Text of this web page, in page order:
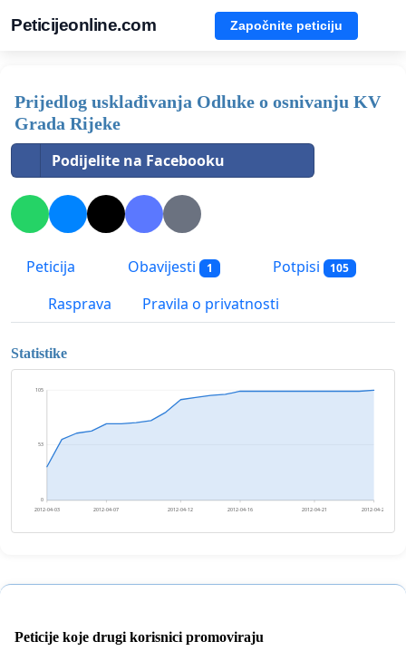
Peticijeonline.com Započnite peticiju
Prijedlog usklađivanja Odluke o osnivanju KV
Grada Rijeke
Podijelite na Facebooku
Peticija Obavijesti 1 Potpisi 105
Rasprava Pravila o privatnosti
Statistike
0
53
105
2012-04-03 2012-04-07 2012-04-12 2012-04-16 2012-04-21 2012-04-25
Peticije koje drugi korisnici promoviraju